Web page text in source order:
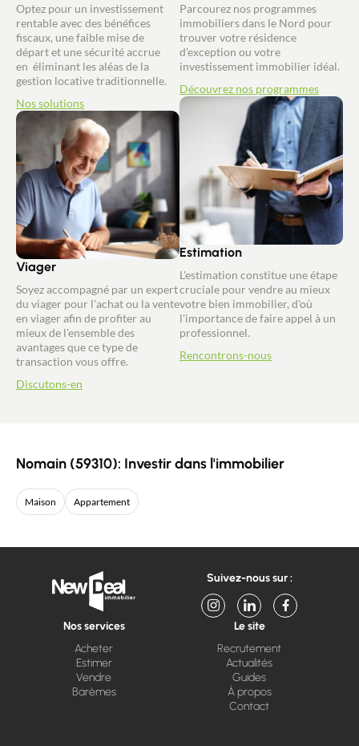
Optez pour un investissement
rentable avec des bénéfices
fiscaux, une faible mise de
départ et une sécurité accrue
en éliminant les aléas de la
gestion locative traditionnelle.
Nos solutions
Viager
Soyez accompagné par un expert
du viager pour l'achat ou la vente
en viager afin de profiter au
mieux de l'ensemble des
avantages que ce type de
transaction vous offre.
Discutons-en
Parcourez nos programmes
immobiliers dans le Nord pour
trouver votre résidence
d'exception ou votre
investissement immobilier idéal.
Découvrez nos programmes
Estimation
L'estimation constitue une étape
cruciale pour vendre au mieux
votre bien immobilier, d'où
l'importance de faire appel à un
professionnel.
Rencontrons-nous
Nomain (59310): Investir dans l'immobilier
Maison Appartement
Suivez-nous sur :
Nos services
Acheter
Estimer
Vendre
Barèmes
Le site
Recrutement
Actualités
Guides
À propos
Contact